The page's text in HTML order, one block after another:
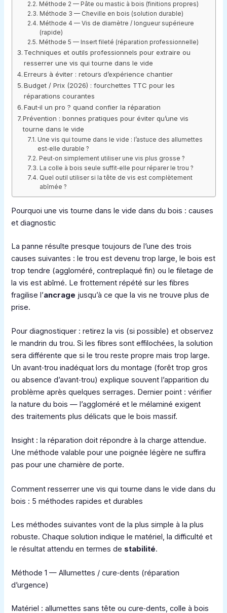
Méthode 2 — Pâte ou mastic à bois (finitions propres)
Méthode 3 — Cheville en bois (solution durable)
Méthode 4 — Vis de diamètre / longueur supérieure
(rapide)
Méthode 5 — Insert fileté (réparation professionnelle)
Techniques et outils professionnels pour extraire ou
resserrer une vis qui tourne dans le vide
Erreurs à éviter : retours d’expérience chantier
Budget / Prix (2026) : fourchettes TTC pour les
réparations courantes
Faut‑il un pro ? quand confier la réparation
Prévention : bonnes pratiques pour éviter qu’une vis
tourne dans le vide
Une vis qui tourne dans le vide : l’astuce des allumettes
est‑elle durable ?
Peut‑on simplement utiliser une vis plus grosse ?
La colle à bois seule suffit‑elle pour réparer le trou ?
Quel outil utiliser si la tête de vis est complètement
abîmée ?
Pourquoi une vis tourne dans le vide dans du bois : causes
et diagnostic
La panne résulte presque toujours de l’une des trois
causes suivantes : le trou est devenu trop large, le bois est
trop tendre (aggloméré, contreplaqué fin) ou le filetage de
la vis est abîmé. Le frottement répété sur les fibres
fragilise l’ancrage jusqu’à ce que la vis ne trouve plus de
prise.
Pour diagnostiquer : retirez la vis (si possible) et observez
le mandrin du trou. Si les fibres sont effilochées, la solution
sera différente que si le trou reste propre mais trop large.
Un avant‑trou inadéquat lors du montage (forêt trop gros
ou absence d’avant‑trou) explique souvent l’apparition du
problème après quelques serrages. Dernier point : vérifier
la nature du bois — l’aggloméré et le mélaminé exigent
des traitements plus délicats que le bois massif.
Insight : la réparation doit répondre à la charge attendue.
Une méthode valable pour une poignée légère ne suffira
pas pour une charnière de porte.
Comment resserrer une vis qui tourne dans le vide dans du
bois : 5 méthodes rapides et durables
Les méthodes suivantes vont de la plus simple à la plus
robuste. Chaque solution indique le matériel, la difficulté et
le résultat attendu en termes de stabilité.
Méthode 1 — Allumettes / cure‑dents (réparation
d’urgence)
Matériel : allumettes sans tête ou cure‑dents, colle à bois